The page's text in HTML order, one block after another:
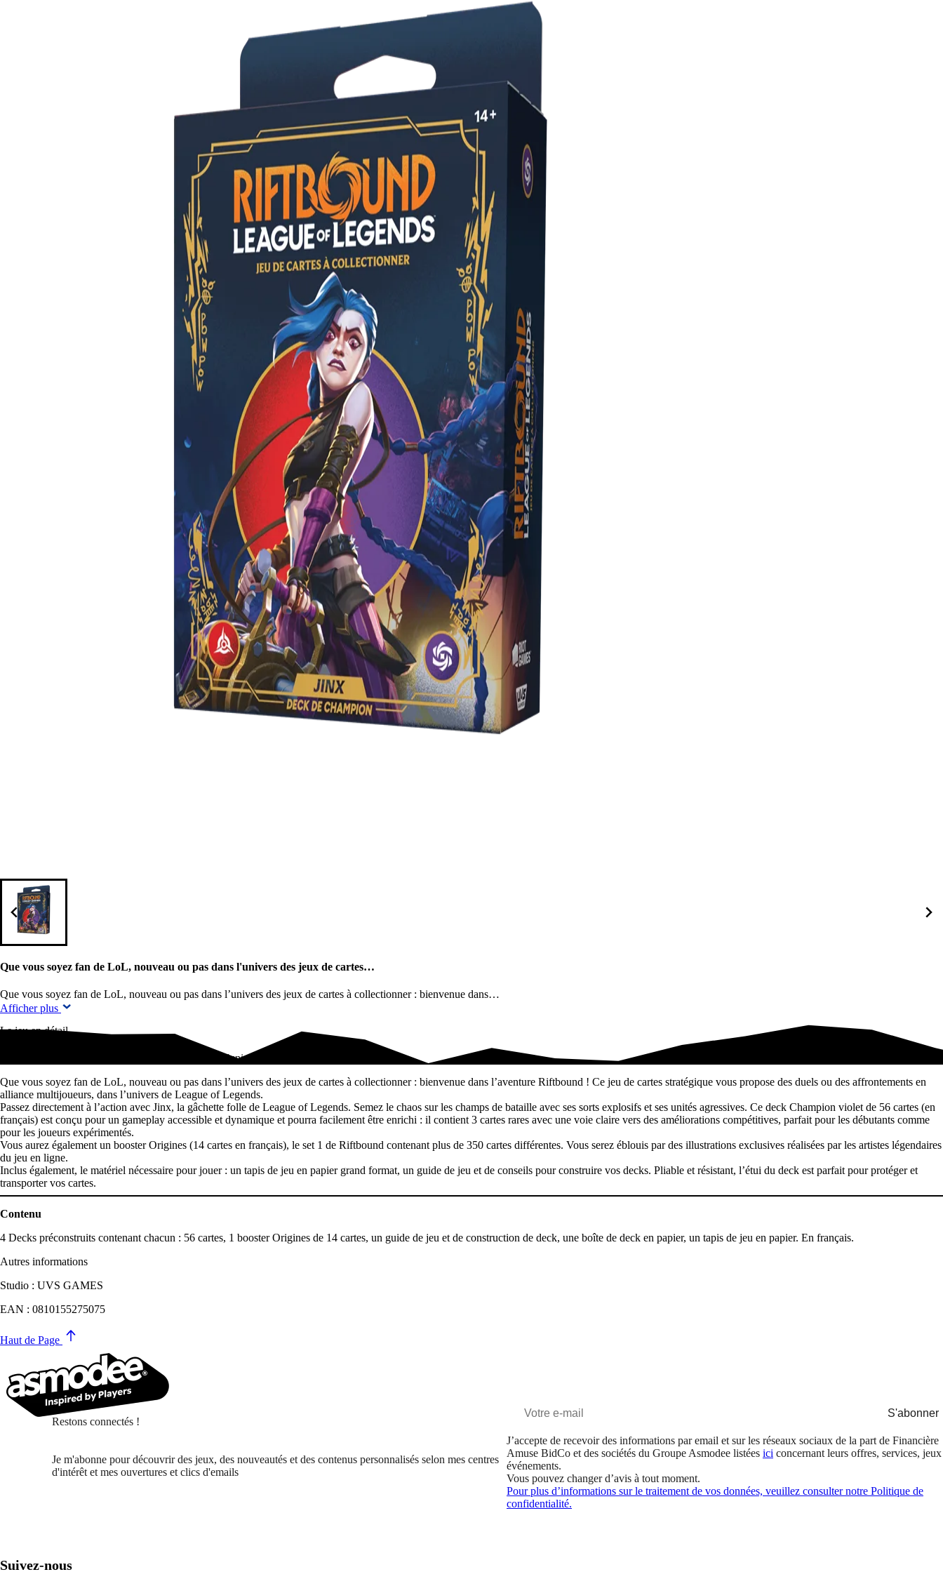
Que vous soyez fan de LoL, nouveau ou pas dans l'univers des jeux de cartes…
Que vous soyez fan de LoL, nouveau ou pas dans l’univers des jeux de cartes à collectionner : bienvenue dans…
Afficher plus
Le jeu en détail
Que vous soyez fan de LoL, nouveau ou pas dans l'univers des jeux de cartes…
Que vous soyez fan de LoL, nouveau ou pas dans l’univers des jeux de cartes à collectionner : bienvenue dans l’aventure Riftbound ! Ce jeu de cartes stratégique vous propose des duels ou des affrontements en
alliance multijoueurs, dans l’univers de League of Legends.
Passez directement à l’action avec Jinx, la gâchette folle de League of Legends. Semez le chaos sur les champs de bataille avec ses sorts explosifs et ses unités agressives. Ce deck Champion violet de 56 cartes (en
français) est conçu pour un gameplay accessible et dynamique et pourra facilement être enrichi : il contient 3 cartes rares avec une voie claire vers des améliorations compétitives, parfait pour les débutants comme
pour les joueurs expérimentés.
Vous aurez également un booster Origines (14 cartes en français), le set 1 de Riftbound contenant plus de 350 cartes différentes. Vous serez éblouis par des illustrations exclusives réalisées par les artistes légendaires
du jeu en ligne.
Inclus également, le matériel nécessaire pour jouer : un tapis de jeu en papier grand format, un guide de jeu et de conseils pour construire vos decks. Pliable et résistant, l’étui du deck est parfait pour protéger et
transporter vos cartes.
Contenu
4 Decks préconstruits contenant chacun : 56 cartes, 1 booster Origines de 14 cartes, un guide de jeu et de construction de deck, une boîte de deck en papier, un tapis de jeu en papier. En français.
Autres informations
Studio : UVS GAMES
EAN : 0810155275075
Haut de Page
Restons connectés !
Je m'abonne pour découvrir des jeux, des nouveautés et des contenus personnalisés selon mes centres
d'intérêt et mes ouvertures et clics d'emails
S'abonner
J’accepte de recevoir des informations par email et sur les réseaux sociaux de la part de Financière
Amuse BidCo et des sociétés du Groupe Asmodee listées ici concernant leurs offres, services,
événements.
Vous pouvez changer d’avis à tout moment.
Pour plus d’informations sur le traitement de vos données, veuillez consulter notre Politique de
confidentialité.
Suivez-nous